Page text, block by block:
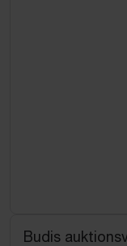
Budis